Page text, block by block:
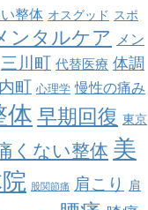
整体 オスグッド スポ
ンタルケア メン
三川町 代替医療 体調
町 心理学 慢性の痛み
体 早期回復 東京
くない整体 美
股関節痛 肩こり 肩